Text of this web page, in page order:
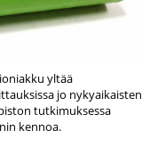
yltää
jo nykyaikaisten
tutkimuksessa
kennoa.